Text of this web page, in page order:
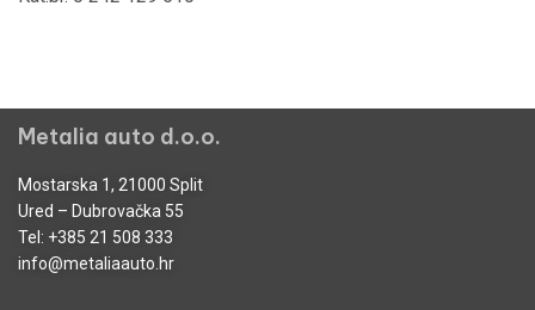
Metalia auto d.o.o.
Mostarska 1, 21000 Split
Ured – Dubrovačka 55
Tel: +385 21 508 333
info@metaliaauto.hr